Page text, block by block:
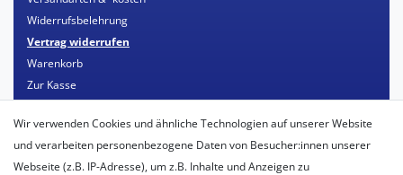
Widerrufsbelehrung
Vertrag widerrufen
Warenkorb
Zur Kasse
Mein Konto
Registrieren
Login
Wir verwenden Cookies und ähnliche Technologien auf unserer Website
und verarbeiten personenbezogene Daten von Besucher:innen unserer
Webseite (z.B. IP-Adresse), um z.B. Inhalte und Anzeigen zu